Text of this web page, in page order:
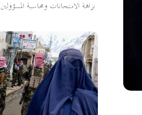
نزاهة الامتحانات ومحاسبة المسؤولين